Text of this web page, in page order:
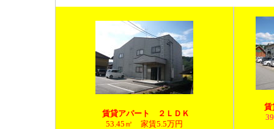
賃貸アパート ２ＬＤＫ
53.45㎡ 家賃5.5万円